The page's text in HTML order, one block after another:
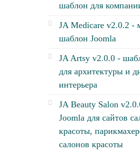
шаблон для
JA Medicare v2.0.2 -
шаблон Joomla
JA Artsy v2.0.0 -
для архитектуры и
интерьера
JA Beauty Salon
Joomla для сайтов
красоты,
салонов красоты